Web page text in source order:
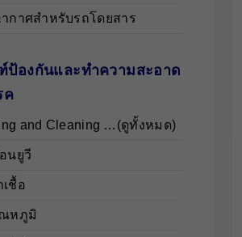
กาศสำหรับรถโดยสาร
องกันและทำความสะอาด
ค
and Cleaning …(ดูทั้งหมด)
นยูวี
ชื้อ
ณหภูมิ